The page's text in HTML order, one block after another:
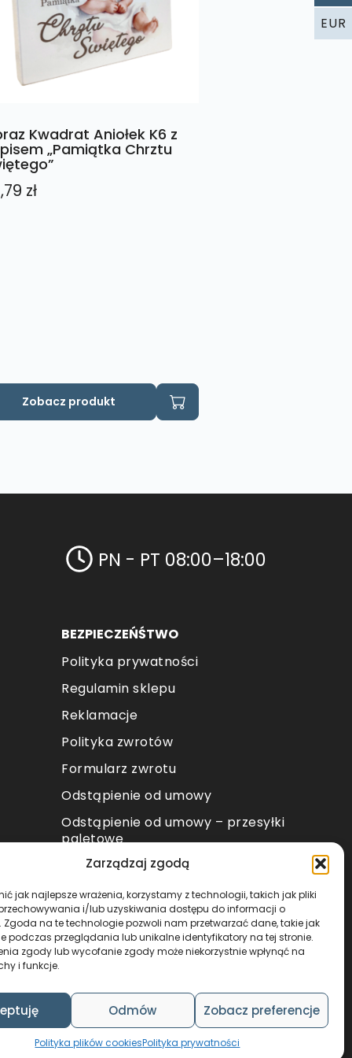
Zarządzaj zgodą
jak najlepsze wrażenia, korzystamy z technologii, takich jak pliki
i/lub uzyskiwania dostępu do informacji o
Zgoda na te technologie pozwoli nam przetwarzać dane, takie jak
podczas przeglądania lub unikalne identyfikatory na tej stronie.
zgody lub wycofanie zgody może niekorzystnie wpłynąć na
i funkcje.
Odmów Zobacz preferencje
Polityka plików cookiesPolityka prywatności
Kwadrat Aniołek K6 z
„Pamiątka Chrztu
zł
Zobacz produkt
PN - PT 08:00–18:00
BEZPIECZEŃŚTWO
Polityka prywatności
Regulamin sklepu
Reklamacje
Polityka zwrotów
Formularz zwrotu
Odstąpienie od umowy
Odstąpienie od umowy – przesyłki
paletowe
METODY PŁATNOŚCI
DESIGN & CODE BYFOXSTUDIO
EUR